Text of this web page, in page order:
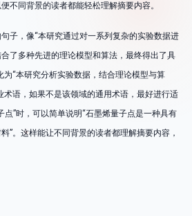
不同背景的读者都能轻松理解摘要内容。
子，像“本研究通过对一系列复杂的实验数据进
了多种先进的理论模型和算法，最终得出了具
为“本研究分析实验数据，结合理论模型与算
术语，如果不是该领域的通用术语，最好进行适
点”时，可以简单说明“石墨烯量子点是一种具有
”。这样能让不同背景的读者都理解摘要内容，